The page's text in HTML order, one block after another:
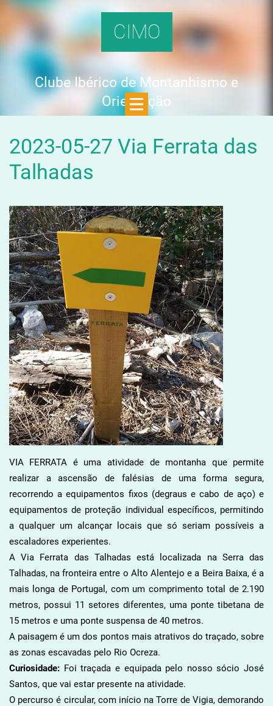
CIMO
Clube Ibérico de Montanhismo e
Orientação
2023-05-27 Via Ferrata das
Talhadas
VIA FERRATA é uma atividade de montanha que permite
realizar a ascensão de falésias de uma forma segura,
recorrendo a equipamentos fixos (degraus e cabo de aço) e
equipamentos de proteção individual específicos, permitindo
a qualquer um alcançar locais que só seriam possíveis a
escaladores experientes.
A Via Ferrata das Talhadas está localizada na Serra das
Talhadas, na fronteira entre o Alto Alentejo e a Beira Baixa, é a
mais longa de Portugal, com um comprimento total de 2.190
metros, possui 11 setores diferentes, uma ponte tibetana de
15 metros e uma ponte suspensa de 40 metros.
A paisagem é um dos pontos mais atrativos do traçado, sobre
as zonas escavadas pelo Rio Ocreza.
Curiosidade:Foi traçada e equipada pelo nosso sócio José
Santos, que vai estar presente na atividade.
O percurso é circular, com início na Torre de Vigia, demorando